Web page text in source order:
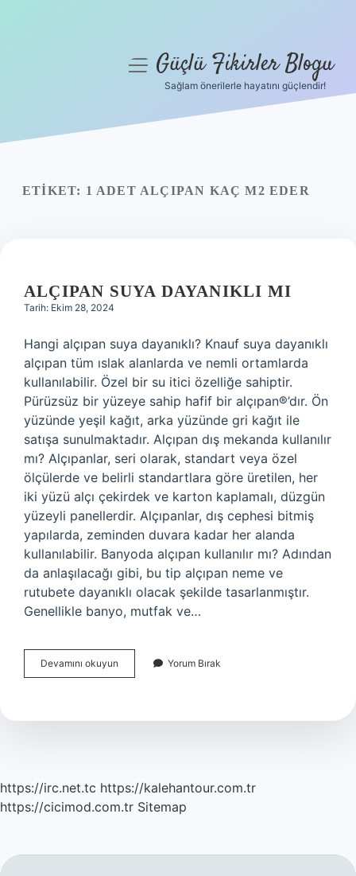
Yasal Uyarı
menüyüGüçlü Fikirler Blogu
Sağlam önerilerle hayatını güçlendir!
ETIKET: 1 ADET ALÇIPAN KAÇ M2 EDER
ALÇIPAN SUYA DAYANIKLI MI
Tarih: Ekim 28, 2024
Hangi alçıpan suya dayanıklı? Knauf suya dayanıklı
alçıpan tüm ıslak alanlarda ve nemli ortamlarda
kullanılabilir. Özel bir su itici özelliğe sahiptir.
Pürüzsüz bir yüzeye sahip hafif bir alçıpan®’dır. Ön
yüzünde yeşil kağıt, arka yüzünde gri kağıt ile
satışa sunulmaktadır. Alçıpan dış mekanda kullanılır
mı? Alçıpanlar, seri olarak, standart veya özel
ölçülerde ve belirli standartlara göre üretilen, her
iki yüzü alçı çekirdek ve karton kaplamalı, düzgün
yüzeyli panellerdir. Alçıpanlar, dış cephesi bitmiş
yapılarda, zeminden duvara kadar her alanda
kullanılabilir. Banyoda alçıpan kullanılır mı? Adından
da anlaşılacağı gibi, bu tip alçıpan neme ve
rutubete dayanıklı olacak şekilde tasarlanmıştır.
Genellikle banyo, mutfak ve…
Devamını okuyun
Suya
Yorum Bırak
https://irc.net.tc https://kalehantour.com.tr
https://cicimod.com.tr Sitemap